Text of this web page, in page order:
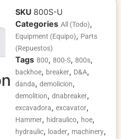
SKU 800S-U
Categories All (Todo),
Equipment (Equipo), Parts
(Repuestos)
Tags 800, 800-S, 800s,
backhoe, breaker, D&A,
danda, demolicion,
demolition, dnabreaker,
excavadora, excavator,
Hammer, hidraulico, hoe,
hydraulic, loader, machinery,